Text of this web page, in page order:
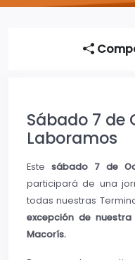
Sábado 7 de
Laboramos
Este sábado 7 de
participará de una
todas nuestras
excepción de
Macorís.